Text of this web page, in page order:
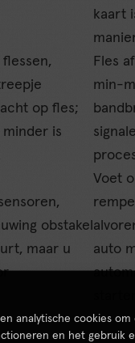
analytische cookies om
en het gebruik
kaart
op fles;
is
Fles
min-
obstakel
maar u
Voet
auto